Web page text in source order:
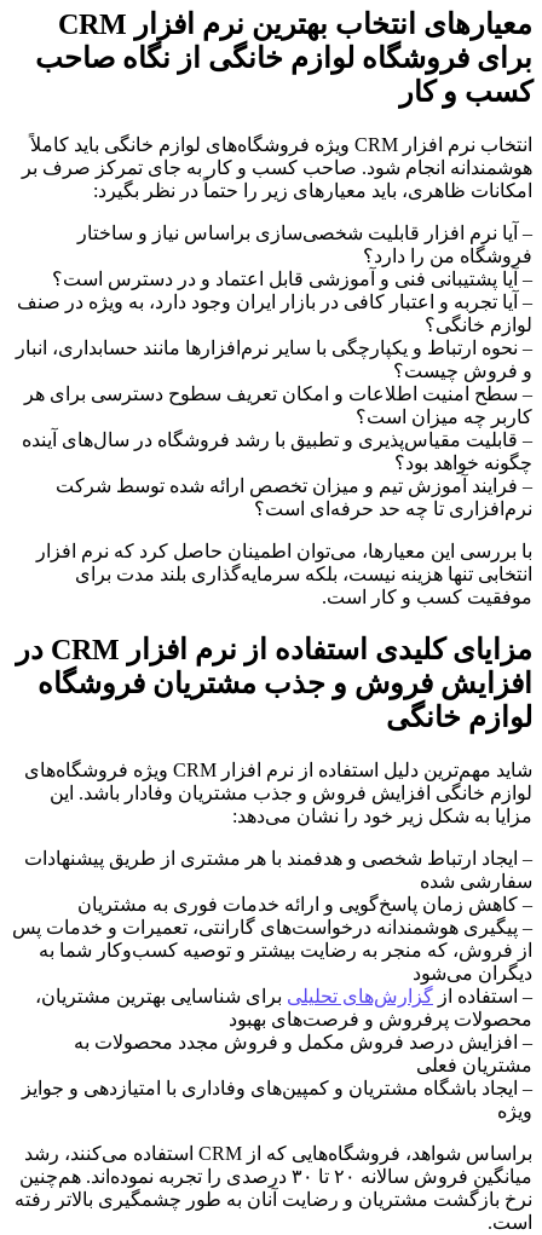
معیارهای انتخاب بهترین نرم افزار CRM
برای فروشگاه لوازم خانگی از نگاه صاحب
کسب و کار
انتخاب نرم افزار CRM ویژه فروشگاه‌های لوازم خانگی باید کاملاً
هوشمندانه انجام شود. صاحب کسب و کار به جای تمرکز صرف بر
امکانات ظاهری، باید معیارهای زیر را حتماً در نظر بگیرد:
– آیا نرم افزار قابلیت شخصی‌سازی براساس نیاز و ساختار
فروشگاه من را دارد؟
– آیا پشتیبانی فنی و آموزشی قابل اعتماد و در دسترس است؟
– آیا تجربه و اعتبار کافی در بازار ایران وجود دارد، به ویژه در صنف
لوازم خانگی؟
– نحوه ارتباط و یکپارچگی با سایر نرم‌افزارها مانند حسابداری، انبار
و فروش چیست؟
– سطح امنیت اطلاعات و امکان تعریف سطوح دسترسی برای هر
کاربر چه میزان است؟
– قابلیت مقیاس‌پذیری و تطبیق با رشد فروشگاه در سال‌های آینده
چگونه خواهد بود؟
– فرایند آموزش تیم و میزان تخصص ارائه شده توسط شرکت
نرم‌افزاری تا چه حد حرفه‌ای است؟
با بررسی این معیارها، می‌توان اطمینان حاصل کرد که نرم افزار
انتخابی تنها هزینه نیست، بلکه سرمایه‌گذاری بلند مدت برای
موفقیت کسب و کار است.
مزایای کلیدی استفاده از نرم افزار CRM در
افزایش فروش و جذب مشتریان فروشگاه
لوازم خانگی
شاید مهم‌ترین دلیل استفاده از نرم افزار CRM ویژه فروشگاه‌های
لوازم خانگی افزایش فروش و جذب مشتریان وفادار باشد. این
مزایا به شکل زیر خود را نشان می‌دهد:
– ایجاد ارتباط شخصی و هدفمند با هر مشتری از طریق پیشنهادات
سفارشی شده
– کاهش زمان پاسخ‌گویی و ارائه خدمات فوری به مشتریان
– پیگیری هوشمندانه درخواست‌های گارانتی، تعمیرات و خدمات پس
از فروش، که منجر به رضایت بیشتر و توصیه کسب‌وکار شما به
دیگران می‌شود
– استفاده از گزارش‌های تحلیلی برای شناسایی بهترین مشتریان،
محصولات پرفروش و فرصت‌های بهبود
– افزایش درصد فروش مکمل و فروش مجدد محصولات به
مشتریان فعلی
– ایجاد باشگاه مشتریان و کمپین‌های وفاداری با امتیازدهی و جوایز
ویژه
براساس شواهد، فروشگاه‌هایی که از CRM استفاده می‌کنند، رشد
میانگین فروش سالانه ۲۰ تا ۳۰ درصدی را تجربه نموده‌اند. هم‌چنین
نرخ بازگشت مشتریان و رضایت آنان به طور چشمگیری بالاتر رفته
است.